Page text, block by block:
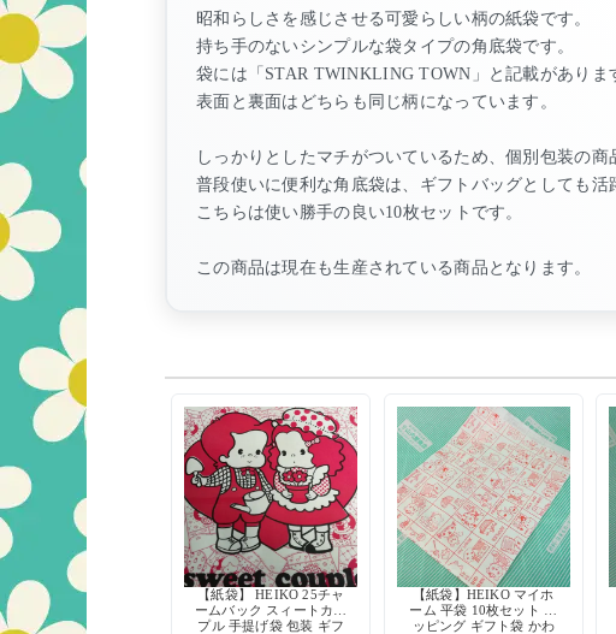
昭和らしさを感じさせる可愛らしい柄の紙袋です。
持ち手のないシンプルな袋タイプの角底袋です。
袋には「STAR TWINKLING TOWN」と記載がありま
表面と裏面はどちらも同じ柄になっています。
しっかりとしたマチがついているため、個別包装の商
普段使いに便利な角底袋は、ギフトバッグとしても活
こちらは使い勝手の良い10枚セットです。
この商品は現在も生産されている商品となります。
【紙袋】 HEIKO 25チャ
ームバック スィートカッ
プル 手提げ袋 包装 ギフ
【紙袋】HEIKO マイホ
ーム 平袋 10枚セット ラ
ッピング ギフト袋 かわ